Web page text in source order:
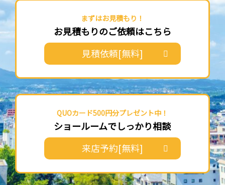
まずはお見積もり！
お見積もりのご依頼はこちら
見積依頼[無料]
QUOカード500円分プレゼント中！
ショールームでしっかり相談
来店予約[無料]